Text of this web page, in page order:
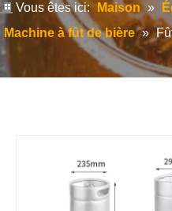
Vous êtes ici: Maison »
Machine à fût de bière »